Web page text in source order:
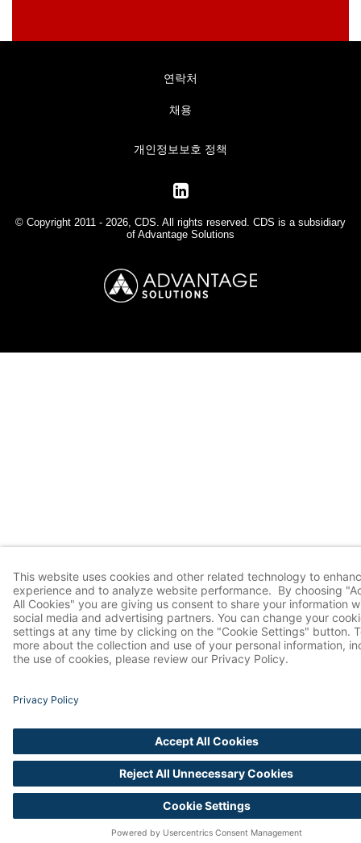
연락처
채용
개인정보보호 정책
© Copyright 2011 - 2026, CDS. All rights reserved. CDS is a subsidiary
of Advantage Solutions